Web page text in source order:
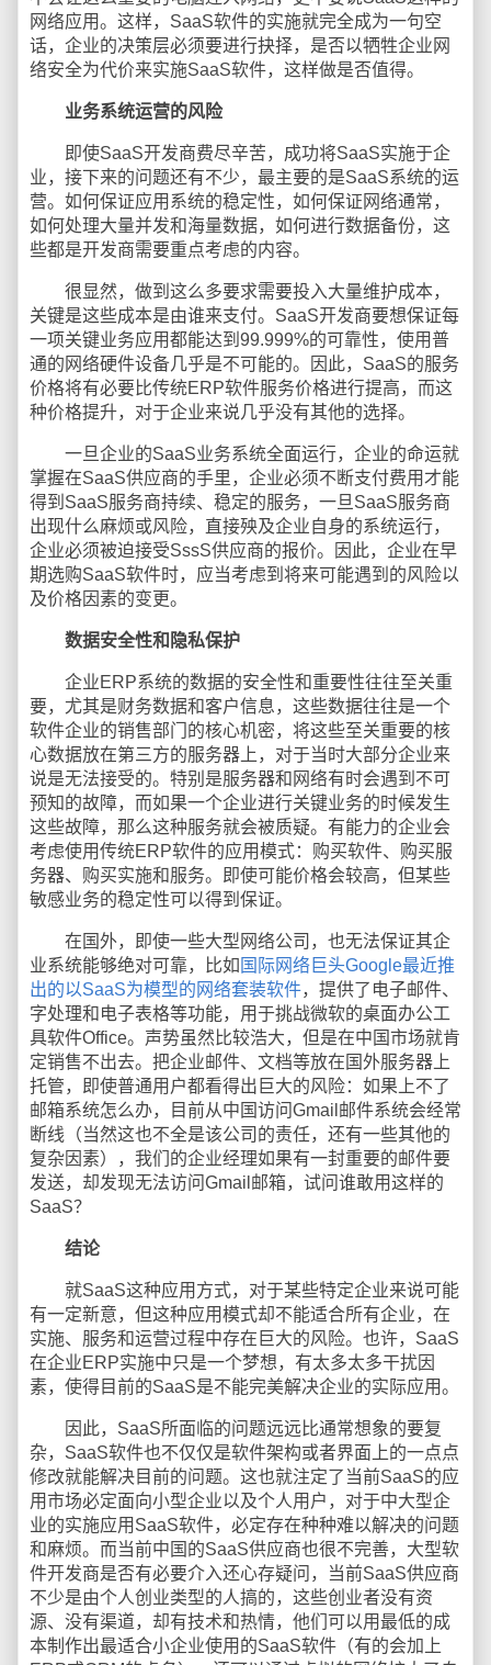
网络应用。这样，SaaS软件的实施就完全成为一句空
话，企业的决策层必须要进行抉择，是否以牺牲企业网
络安全为代价来实施SaaS软件，这样做是否值得。
业务系统运营的风险
即使SaaS开发商费尽辛苦，成功将SaaS实施于企
业，接下来的问题还有不少，最主要的是SaaS系统的运
营。如何保证应用系统的稳定性，如何保证网络通常，
如何处理大量并发和海量数据，如何进行数据备份，这
些都是开发商需要重点考虑的内容。
很显然，做到这么多要求需要投入大量维护成本，
关键是这些成本是由谁来支付。SaaS开发商要想保证每
一项关键业务应用都能达到99.999%的可靠性，使用普
通的网络硬件设备几乎是不可能的。因此，SaaS的服务
价格将有必要比传统ERP软件服务价格进行提高，而这
种价格提升，对于企业来说几乎没有其他的选择。
一旦企业的SaaS业务系统全面运行，企业的命运就
掌握在SaaS供应商的手里，企业必须不断支付费用才能
得到SaaS服务商持续、稳定的服务，一旦SaaS服务商
出现什么麻烦或风险，直接殃及企业自身的系统运行，
企业必须被迫接受SssS供应商的报价。因此，企业在早
期选购SaaS软件时，应当考虑到将来可能遇到的风险以
及价格因素的变更。
数据安全性和隐私保护
企业ERP系统的数据的安全性和重要性往往至关重
要，尤其是财务数据和客户信息，这些数据往往是一个
软件企业的销售部门的核心机密，将这些至关重要的核
心数据放在第三方的服务器上，对于当时大部分企业来
说是无法接受的。特别是服务器和网络有时会遇到不可
预知的故障，而如果一个企业进行关键业务的时候发生
这些故障，那么这种服务就会被质疑。有能力的企业会
考虑使用传统ERP软件的应用模式：购买软件、购买服
务器、购买实施和服务。即使可能价格会较高，但某些
敏感业务的稳定性可以得到保证。
在国外，即使一些大型网络公司，也无法保证其企
业系统能够绝对可靠，比如 国际网络巨头Google最近推
出的以SaaS为模型的网络套装软件，提供了电子邮件、
字处理和电子表格等功能，用于挑战微软的桌面办公工
具软件Office。声势虽然比较浩大，但是在中国市场就肯
定销售不出去。把企业邮件、文档等放在国外服务器上
托管，即使普通用户都看得出巨大的风险：如果上不了
邮箱系统怎么办，目前从中国访问Gmail邮件系统会经常
断线（当然这也不全是该公司的责任，还有一些其他的
复杂因素），我们的企业经理如果有一封重要的邮件要
发送，却发现无法访问Gmail邮箱，试问谁敢用这样的
SaaS？
结论
就SaaS这种应用方式，对于某些特定企业来说可能
有一定新意，但这种应用模式却不能适合所有企业，在
实施、服务和运营过程中存在巨大的风险。也许，SaaS
在企业ERP实施中只是一个梦想，有太多太多干扰因
素，使得目前的SaaS是不能完美解决企业的实际应用。
因此，SaaS所面临的问题远远比通常想象的要复
杂，SaaS软件也不仅仅是软件架构或者界面上的一点点
修改就能解决目前的问题。这也就注定了当前SaaS的应
用市场必定面向小型企业以及个人用户，对于中大型企
业的实施应用SaaS软件，必定存在种种难以解决的问题
和麻烦。而当前中国的SaaS供应商也很不完善，大型软
件开发商是否有必要介入还心存疑问，当前SaaS供应商
不少是由个人创业类型的人搞的，这些创业者没有资
源、没有渠道，却有技术和热情，他们可以用最低的成
本制作出最适合小企业使用的SaaS软件（有的会加上